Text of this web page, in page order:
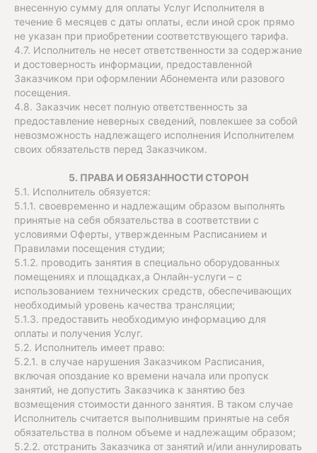
внесенную сумму для оплаты Услуг Исполнителя в
течение 6 месяцев с даты оплаты, если иной срок прямо
не указан при приобретении соответствующего тарифа.
4.7. Исполнитель не несет ответственности за содержание
и достоверность информации, предоставленной
Заказчиком при оформлении Абонемента или разового
посещения.
4.8. Заказчик несет полную ответственность за
предоставление неверных сведений, повлекшее за собой
невозможность надлежащего исполнения Исполнителем
своих обязательств перед Заказчиком.
5. ПРАВА И ОБЯЗАННОСТИ СТОРОН
5.1. Исполнитель обязуется:
5.1.1. своевременно и надлежащим образом выполнять
принятые на себя обязательства в соответствии с
условиями Оферты, утвержденным Расписанием и
Правилами посещения студии;
5.1.2. проводить занятия в специально оборудованных
помещениях и площадках,а Онлайн-услуги – с
использованием технических средств, обеспечивающих
необходимый уровень качества трансляции;
5.1.3. предоставить необходимую информацию для
оплаты и получения Услуг.
5.2. Исполнитель имеет право:
5.2.1. в случае нарушения Заказчиком Расписания,
включая опоздание ко времени начала или пропуск
занятий, не допустить Заказчика к занятию без
возмещения стоимости данного занятия. В таком случае
Исполнитель считается выполнившим принятые на себя
обязательства в полном объеме и надлежащим образом;
5.2.2. отстранить Заказчика от занятий и/или аннулировать